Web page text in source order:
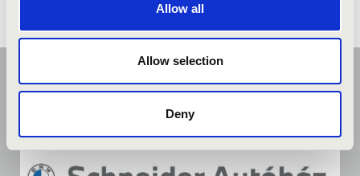
Allow all
Allow selection
Deny